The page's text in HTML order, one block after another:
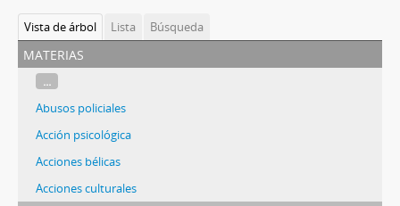
Vista de árbol Lista Búsqueda
materias
...
Abusos policiales
Acción psicológica
Acciones bélicas
Acciones culturales